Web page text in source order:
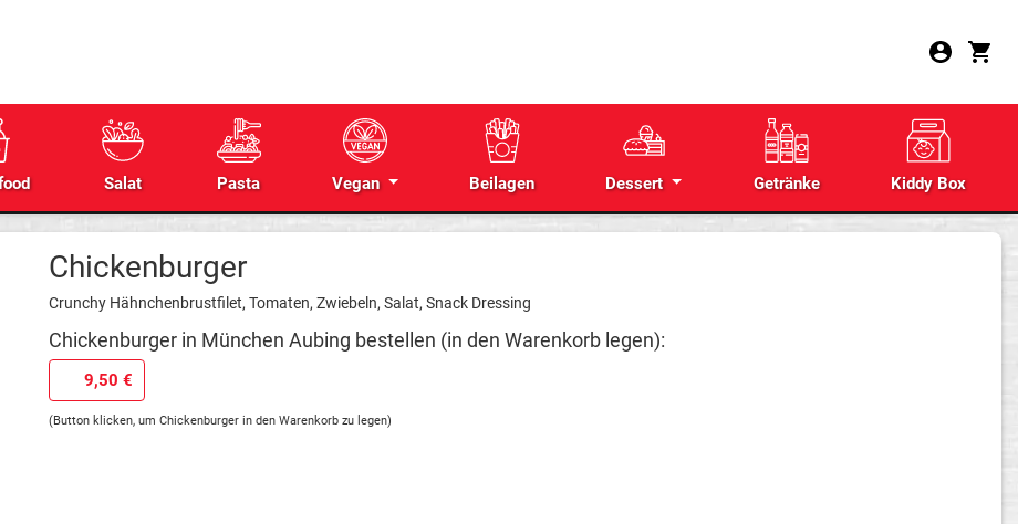
Salat Pasta Vegan Beilagen Dessert Getränke Kiddy Box
Chickenburger
Crunchy Hähnchenbrustfilet, Tomaten, Zwiebeln, Salat, Snack Dressing
Chickenburger in München Aubing bestellen (in den Warenkorb legen):
9,50 €
(Button klicken, um Chickenburger in den Warenkorb zu legen)